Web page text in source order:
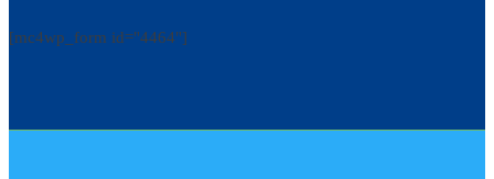
[mc4wp_form id="4464"]